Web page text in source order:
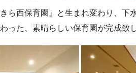
家づくりの流れ
ら西保育園』と生まれ変わり、下
った、素晴らしい保育園が完成致